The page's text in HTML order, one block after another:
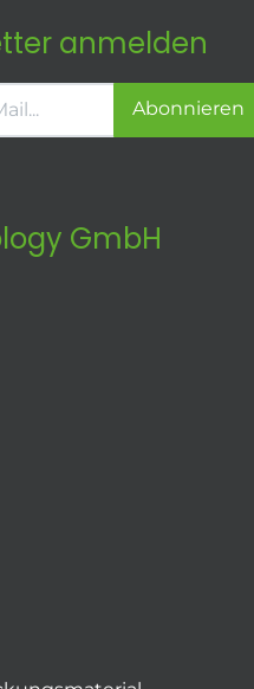
anmelden
Abonnieren
GmbH